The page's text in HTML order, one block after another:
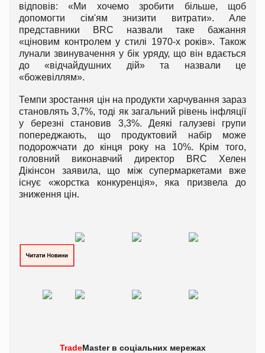
відповів: «Ми хочемо зробити більше, щоб
допомогти сім'ям знизити витрати». Але
представники BRC назвали таке бажання
«ціновим контролем у стилі 1970-х років». Також
лунали звинувачення у бік уряду, що він вдається
до «відчайдушних дій» та назвали це
«божевіллям».
Темпи зростання цін на продукти харчування зараз
становлять 3,7%, тоді як загальний рівень інфляції
у березні становив 3,3%. Деякі галузеві групи
попереджають, що продуктовий набір може
подорожчати до кінця року на 10%. Крім того,
головний виконавчий директор BRC Хелен
Дікінсон заявила, що між супермаркетами вже
існує «жорстка конкуренція», яка призвела до
зниження цін.
TradeMaster в соціальних мережах